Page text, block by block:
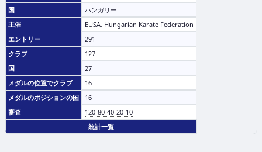
国
ハンガリー
主催
EUSA, Hungarian Karate Federation
エントリー
291
クラブ
127
国
27
メダルの位置でクラブ
16
メダルのポジションの国
16
審査
120-80-40-20-10
統計一覧